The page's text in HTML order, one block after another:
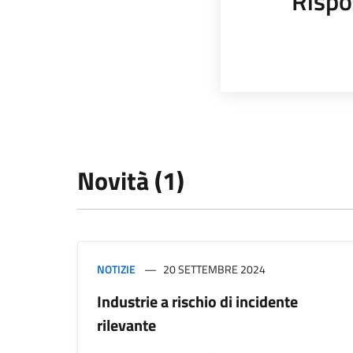
Novità (1)
NOTIZIE 20 SETTEMBRE 2024
Industrie a rischio di incidente
rilevante